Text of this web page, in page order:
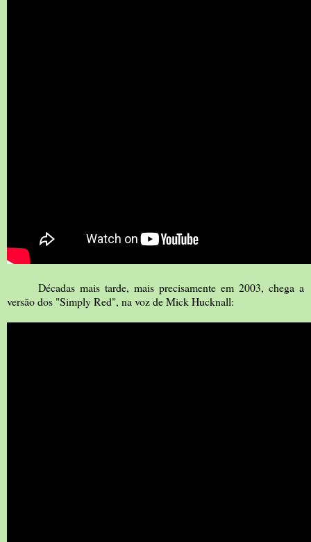
Décadas mais tarde, mais precisamente em 2003, chega a
versão dos "Simply Red", na voz de Mick Hucknall: